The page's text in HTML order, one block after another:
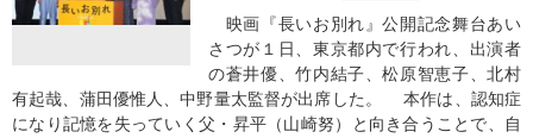
映画『長いお別れ』公開記念舞台あい
さつが１日、東京都内で行われ、出演者
の蒼井優、竹内結子、松原智恵子、北村
有起哉、蒲田優惟人、中野量太監督が出席した。 本作は、認知症
になり記憶を失っていく父・昇平（山崎努）と向き合うことで、自